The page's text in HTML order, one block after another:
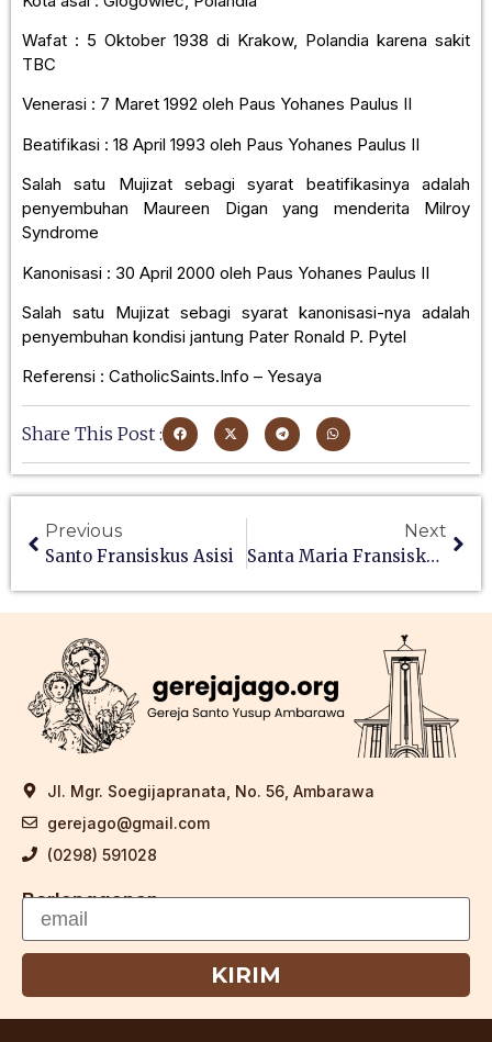
Wafat : 5 Oktober 1938 di Krakow, Polandia karena sakit
TBC
Venerasi : 7 Maret 1992 oleh Paus Yohanes Paulus II
Beatifikasi : 18 April 1993 oleh Paus Yohanes Paulus II
Salah satu Mujizat sebagi syarat beatifikasinya adalah
penyembuhan Maureen Digan yang menderita Milroy
Syndrome
Kanonisasi : 30 April 2000 oleh Paus Yohanes Paulus II
Salah satu Mujizat sebagi syarat kanonisasi-nya adalah
penyembuhan kondisi jantung Pater Ronald P. Pytel
Referensi : CatholicSaints.Info – Yesaya
Share This Post :
Previous
Santo Fransiskus Asisi
Next
Santa Maria Fransiska Dari Lima Luka Yesus
Jl. Mgr. Soegijapranata, No. 56, Ambarawa
gerejago@gmail.com
(0298) 591028
Berlangganan
KIRIM